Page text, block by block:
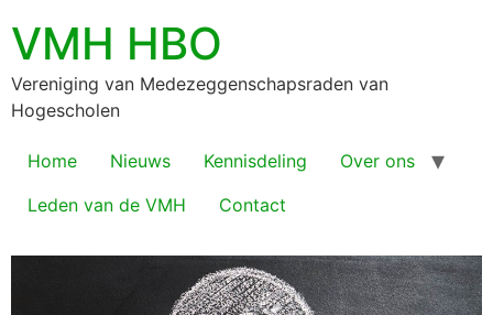
VMH HBO
Vereniging van Medezeggenschapsraden van
Hogescholen
Home Nieuws Kennisdeling
Over ons
Leden van de VMH
Contact